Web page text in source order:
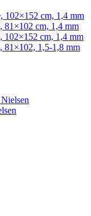
102×152 cm, 1,4 mm
81×102 cm, 1,4 mm
102×152 cm, 1,4 mm
81×102, 1,5-1,8 mm